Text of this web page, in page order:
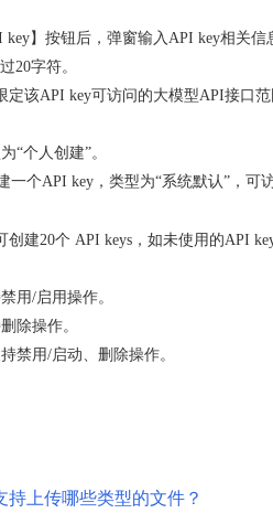
】按钮后，弹窗输入API key相关
20字符。
定该API key可访问的大模型API接口
“个人创建”。
一个API key，类型为“系统默认”，
创建20个 API keys，如未使用的API
用/启用操作。
除操作。
禁用/启动、删除操作。
持上传哪些类型的文件？